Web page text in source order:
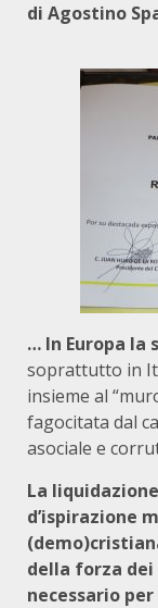
di Agostino
… In Europa la
soprattutto in
insieme al
fagocitata dal
asociale e
La
d’ispirazione
della forza
necessario